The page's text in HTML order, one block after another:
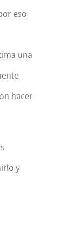
eso
una
hacer
y